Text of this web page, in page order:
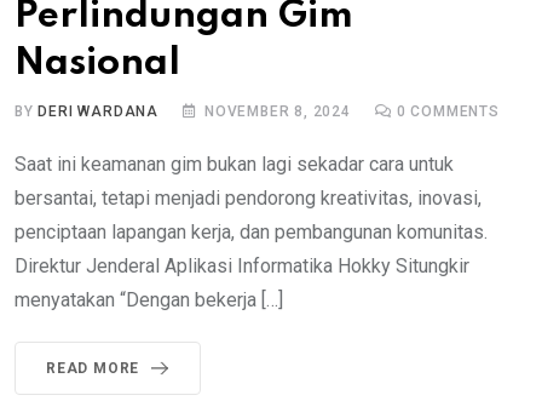
Perlindungan Gim
Nasional
BYDERI WARDANA NOVEMBER 8, 2024 0 COMMENTS
Saat ini keamanan gim bukan lagi sekadar cara untuk
bersantai, tetapi menjadi pendorong kreativitas, inovasi,
penciptaan lapangan kerja, dan pembangunan komunitas.
Direktur Jenderal Aplikasi Informatika Hokky Situngkir
menyatakan “Dengan bekerja […]
READ MORE